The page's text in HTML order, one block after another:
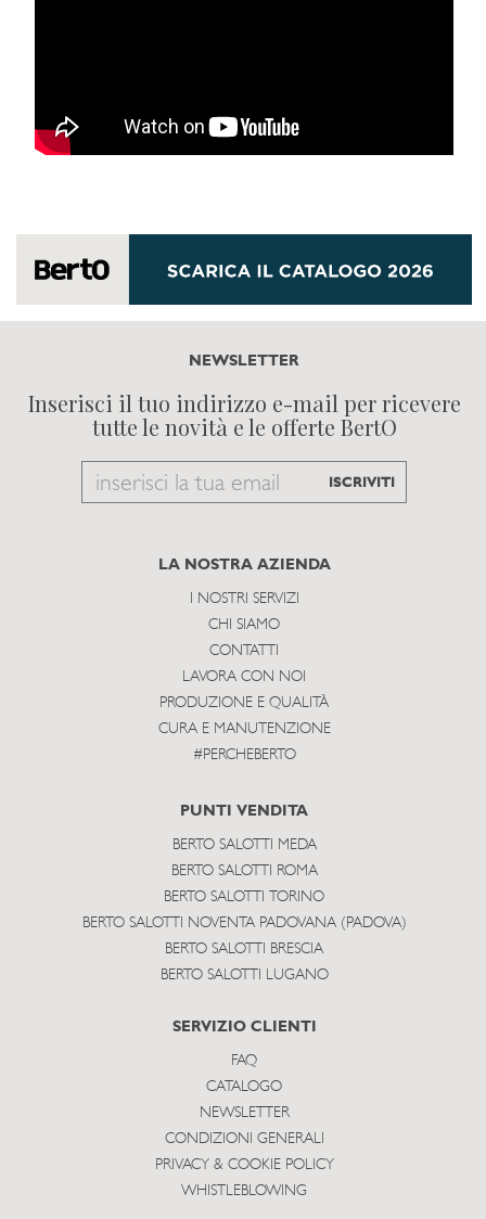
NEWSLETTER
Inserisci il tuo indirizzo e-mail per ricevere
tutte le novità e le offerte BertO
Email
subscribe
ISCRIVITI
LA NOSTRA AZIENDA
I NOSTRI SERVIZI
CHI SIAMO
CONTATTI
LAVORA CON NOI
PRODUZIONE E QUALITÀ
CURA E MANUTENZIONE
#PERCHEBERTO
PUNTI VENDITA
BERTO SALOTTI MEDA
BERTO SALOTTI ROMA
BERTO SALOTTI TORINO
BERTO SALOTTI NOVENTA PADOVANA (PADOVA)
BERTO SALOTTI BRESCIA
BERTO SALOTTI LUGANO
SERVIZIO CLIENTI
FAQ
CATALOGO
NEWSLETTER
CONDIZIONI GENERALI
PRIVACY & COOKIE POLICY
WHISTLEBLOWING